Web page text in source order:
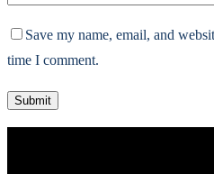
Save my name, email, and
time I comment.